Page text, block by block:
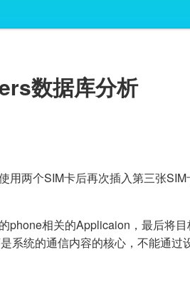
数据库分析
用两个SIM卡后再次插入第三张
phone相关的Applicaion，最后将目
系统的通信内容的核心，不能通过